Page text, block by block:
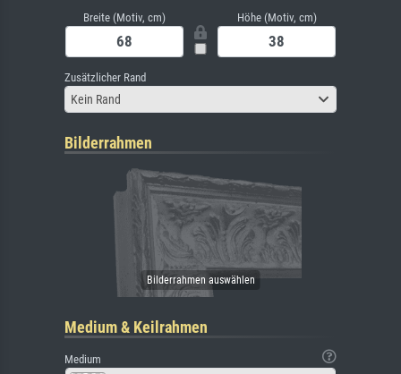
Breite (Motiv, cm) Höhe (Motiv, cm)
Zusätzlicher Rand
Kein Rand
Bilderrahmen
Medium & Keilrahmen
Medium